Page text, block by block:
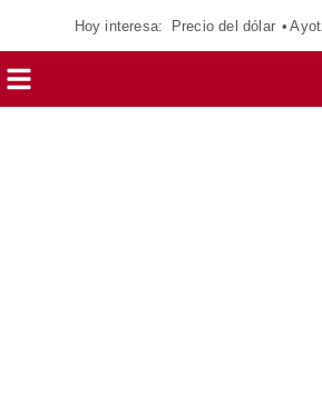
Hoy interesa: Precio del dólar